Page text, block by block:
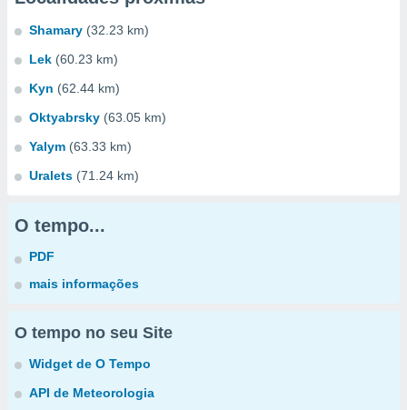
Shamary (32.23 km)
Lek (60.23 km)
Kyn (62.44 km)
Oktyabrsky (63.05 km)
Yalym (63.33 km)
Uralets (71.24 km)
O tempo...
PDF
mais informações
O tempo no seu Site
Widget de O Tempo
API de Meteorologia